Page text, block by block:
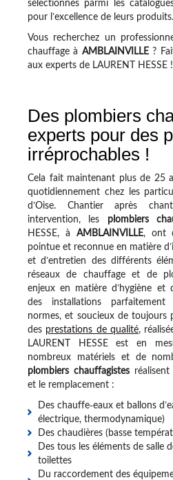
sélectionnés parmi les
pour l’excellence de leurs produits.
Vous recherchez un
chauffage à AMBLAINVILLE?
aux experts de LAURENT HESSE !
Des plombiers
experts pour des
irréprochables !
Cela fait maintenant plus de 25
quotidiennement chez les
d’Oise. Chantier après
intervention, les plombiers
HESSE, à AMBLAINVILLE, ont
pointue et reconnue en matière
et d’entretien des différents
réseaux de chauffage et de
enjeux en matière d’hygiène et
des installations
normes, et soucieux de toujours
des prestations de qualité,
LAURENT HESSE est en
nombreux matériels et de
plombiers chauffagistes
et le remplacement :
Des chauffe-eaux et ballons
électrique, thermodynamique)
Des chaudières (basse
Des tous les éléments de salle
toilettes
Du raccordement des